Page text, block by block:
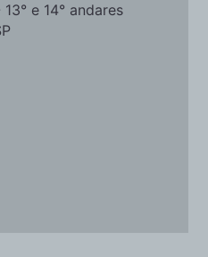
e 14° andares